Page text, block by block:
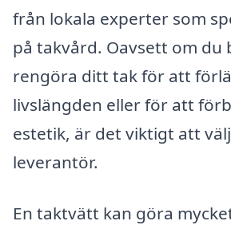
från lokala experter som
på takvård. Oavsett om du
rengöra ditt tak för att
livslängden eller för att
estetik, är det viktigt att
leverantör.
En taktvätt kan göra